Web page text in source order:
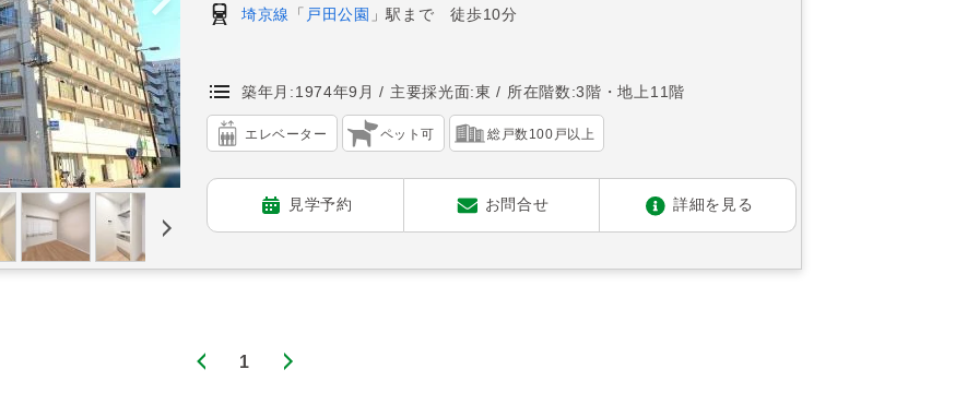
埼京線 「 戸田公園 」駅まで 徒歩10分
築年月:1974年9月 主要採光面:東 所在階数:3階・地上11階
エレベーター ペット可 総戸数100戸以上
見学予約 お問合せ 詳細を見る
1